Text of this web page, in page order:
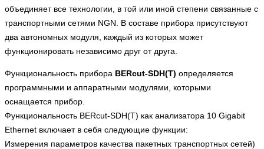
объединяет все технологии, в той или иной степени связанные с
транспортными сетями NGN. В составе прибора присутствуют
два автономных модуля, каждый из которых может
функционировать независимо друг от друга.
Функциональность прибора BERcut-SDH(T) определяется
программными и аппаратными модулями, которыми
оснащается прибор.
Функциональность BERcut-SDH(T) как анализатора 10 Gigabit
Ethernet включает в себя следующие функции:
Измерения параметров качества пакетных транспортных сетей)